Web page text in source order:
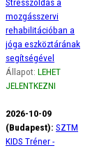
mozgásszervi
rehabilitációban a
jóga eszköztárának
segítségével
Állapot: LEHET
JELENTKEZNI
2026-10-09
(Budapest): SZTM
KIDS Tréner -